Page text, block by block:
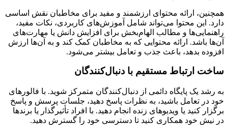
همچنین، ارائه محتوای ارزشمند و مفید برای مخاطبان نقش اساسی
دارد. این محتوا می‌تواند شامل آموزش‌های کاربردی، نکات مفید،
راهنمایی‌ها و مطالب الهام‌بخش برای افزایش دانش یا مهارت‌های
آن‌ها باشد. ارائه محتوایی که به مخاطبان کمک کند و به آن‌ها ارزش
افزوده بدهد، باعث جذب و تعامل بیشتر می‌شود.
ساخت ارتباط مستقیم با دنبال‌کنندگان
به رشد یک پایگاه دائمی از دنبال‌کنندگان متمرکز شوید. با فالورهای
خود در تعامل باشید، به نظرات پاسخ دهید، جلسات پرسش و پاسخ
برگزار کنید یا ویدیوهای زنده انجام دهید. با افراد تأثیرگذار یا برندها
در نیش خود همکاری کنید تا دسترسی خود را گسترش دهید.